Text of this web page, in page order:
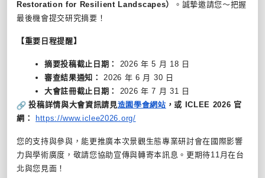
Restoration for Resilient Landscapes） 。誠摯邀請您～把握
最後機會提交研究摘要！
【重要日程提醒】
摘要投稿截止日期： 2026年 5 月 18 日
審查結果通知：
2026 年 6 月 30 日
大會註冊截止日期：
2026年 7 月 31 日
投稿詳情與大會資訊請見造園學會網站，或 ICLEE 2026 官
網：
https://www.iclee2026.org/
您的支持與參與， 能更推廣本次景觀生態專業研討會在國際影響
力與學術廣度， 敬請您協助宣傳與轉寄本訊息。更期待11 月在台
北與您見面！